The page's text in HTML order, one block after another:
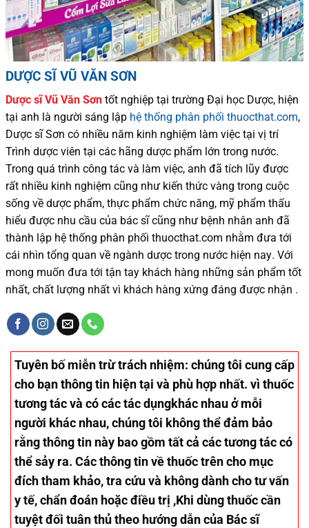
DƯỢC SĨ VŨ VĂN SƠN
Dược sĩVũ Văn Sơn tốt nghiệp tại trường Đại học Dược, hiện
tại anh là người sáng lập hệ thống phân phối thuocthat.com,
Dược sĩSơn có nhiều năm kinh nghiệm làm việc tại vị trí
Trình dược viên tại các hãng dược phẩm lớn trong nước.
Trong quá trình công tác và làm việc, anh đã tích lũy được
rất nhiều kinh nghiệm cũng như kiến thức vàng trong cuộc
sống về dược phẩm, thực phẩm chức năng, mỹ phẩm thấu
hiểu được nhu cầu của bác sĩcũng như bệnh nhân anh đã
thành lập hệ thống phân phối thuocthat.com nhằm đưa tới
cái nhìn tổng quan về ngành dược trong nước hiện nay. Với
mong muốn đưa tới tận tay khách hàng những sản phẩm tốt
nhất, chất lượng nhất vì khách hàng xứng đáng được nhận .
Tuyên bố miễn trừ trách nhiệm: chúng tôi cung cấp
cho bạn thông tin hiện tại và phù hợp nhất. vì thuốc
tương tác và có các tác dụngkhác nhau ở mỗi
người khác nhau, chúng tôi không thể đảm bảo
rằng thông tin này bao gồm tất cả các tương tác có
thể sảy ra. Các thông tin về thuốc trên cho mục
đích tham khảo, tra cứu và không dành cho tư vấn
y tế, chẩn đoán hoặc điều trị ,Khi dùng thuốc cần
tuyệt đối tuân thủ theo hướng dẫn của Bác sĩ